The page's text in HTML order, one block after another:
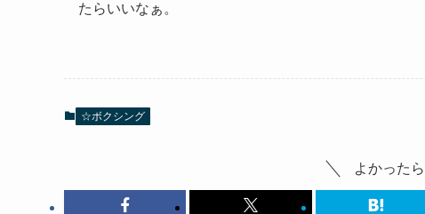
たらいいなぁ。
☆ボクシング
よかった